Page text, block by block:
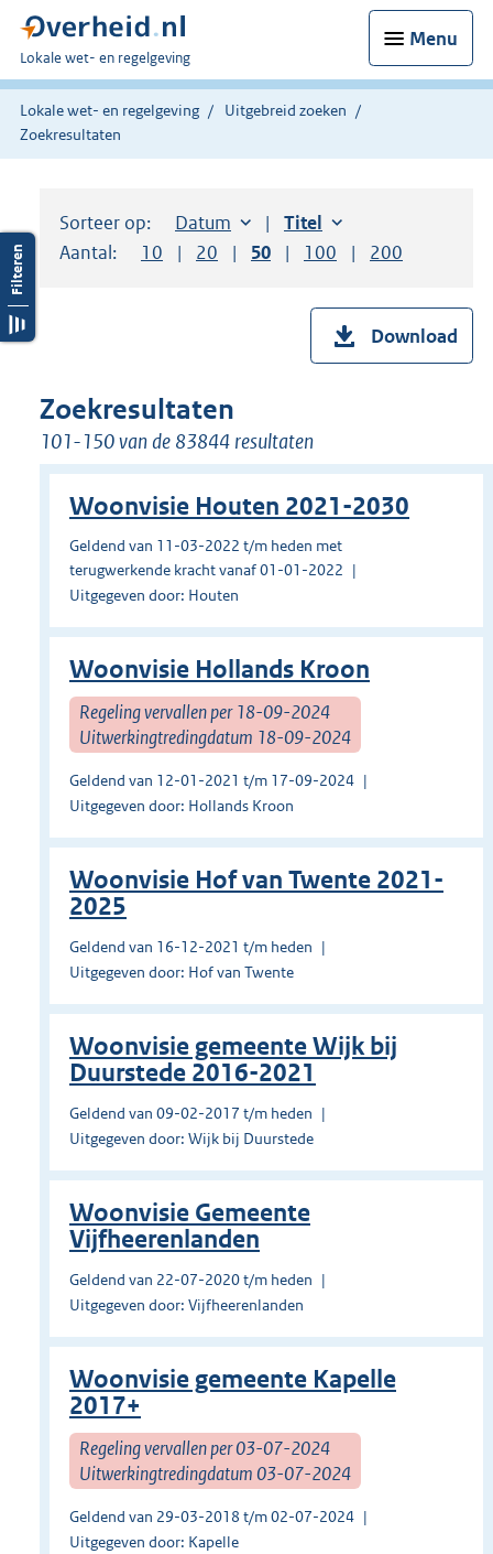
Menu
U
bent
hier:
Lokale wet- en regelgeving
Lokale wet- en regelgeving
Uitgebreid zoeken
Zoekresultaten
Sorteer op: Sorteer op:
Datum aflopendSorteer op:
Titel oplopend
Aantal:
Toon
10 resultaten per pagina
Toon
20 resultaten per pagina
Toon
50 resultaten per pagina
Toon
100 resultaten per
Toon
200
Download
Zoekresultaten
101-150 van de 83844 resultaten
Woonvisie Houten 2021-2030
Geldend van 11-03-2022 t/m heden met
terugwerkende kracht vanaf 01-01-2022
Uitgegeven door: Houten
Woonvisie Hollands Kroon
Regeling vervallen per 18-09-2024
Uitwerkingtredingdatum 18-09-2024
Geldend van 12-01-2021 t/m 17-09-2024
Uitgegeven door: Hollands Kroon
Woonvisie Hof van Twente 2021-
2025
Geldend van 16-12-2021 t/m heden
Uitgegeven door: Hof van Twente
Woonvisie gemeente Wijk bij
Duurstede 2016-2021
Geldend van 09-02-2017 t/m heden
Uitgegeven door: Wijk bij Duurstede
Woonvisie Gemeente
Vijfheerenlanden
Geldend van 22-07-2020 t/m heden
Uitgegeven door: Vijfheerenlanden
Woonvisie gemeente Kapelle
2017+
Regeling vervallen per 03-07-2024
Uitwerkingtredingdatum 03-07-2024
Geldend van 29-03-2018 t/m 02-07-2024
Uitgegeven door: Kapelle